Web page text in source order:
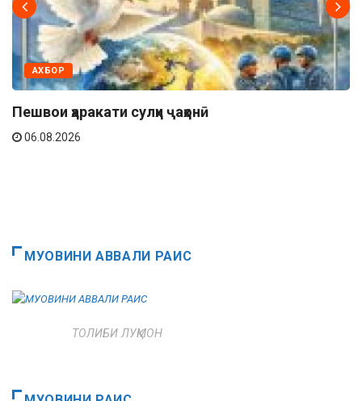
АХБОР
Пешвои ҳаракати сулҳи ҷаҳонӣ
06.08.2026
МУОВИНИ АВВАЛИ РАИС
ТОЛИБИ ЛУҚМОН